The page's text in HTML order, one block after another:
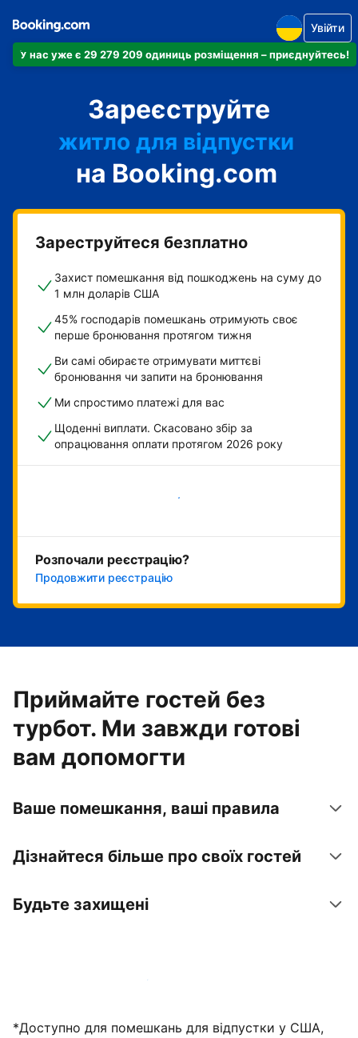
У нас уже є 29 279 209 одиниць розміщення – приєднуйтесь!
Увійти
Зареєструйте
апартаменти
житло для відпустки
гостьовий будинок
готель типу "ліжко і
сніданок"
на Booking.com
Зареструйтеся безплатно
Захист помешкання від пошкоджень на суму до
1 млн доларів США
45% господарів помешкань отримують своє
перше бронювання протягом тижня
Ви самі обираєте отримувати миттєві
бронювання чи запити на бронювання
Ми спростимо платежі для вас
Щоденні виплати. Скасовано збір за
опрацювання оплати протягом 2026 року
Розпочати зараз
Розпочали реєстрацію?
Продовжити реєстрацію
Приймайте гостей без
турбот. Ми завжди готові
вам допомогти
Ваше помешкання, ваші правила
Дізнайтеся більше про своїх гостей
Будьте захищені
Зареєструвати помешкання вже зараз
*Доступно для помешкань для відпустки у США,